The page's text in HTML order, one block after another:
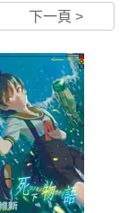
下一頁 >